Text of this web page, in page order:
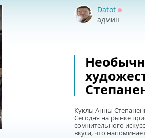
Datot
админ
Куклы Анны
Сегодня на рынке
сомнительного
вкуса, что